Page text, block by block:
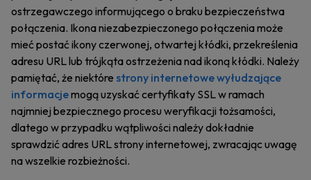
ostrzegawczego informującego o braku bezpieczeństwa
połączenia. Ikona niezabezpieczonego połączenia może
mieć postać ikony czerwonej, otwartej kłódki, przekreślenia
adresu URL lub trójkąta ostrzeżenia nad ikoną kłódki. Należy
pamiętać, że niektóre strony internetowe wyłudzające
informacjemogą uzyskać certyfikaty SSL w ramach
najmniej bezpiecznego procesu weryfikacji tożsamości,
dlatego w przypadku wątpliwości należy dokładnie
sprawdzić adres URL strony internetowej, zwracając uwagę
na wszelkie rozbieżności.